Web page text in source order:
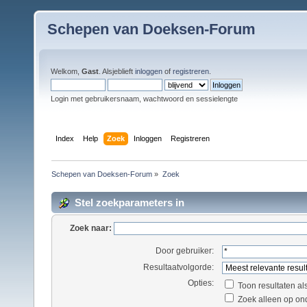
Schepen van Doeksen-Forum
Welkom, Gast . Alsjeblieft inloggen of registreren
Login met gebruikersnaam, wachtwoord en sessielengte
Index Help Zoek Inloggen Registreren
Schepen van Doeksen-Forum » Zoek
Stel zoekparameters in
Zoek naar:
Door gebruiker:
Resultaatvolgorde:
Opties:
Toon resultaten
Zoek alleen op